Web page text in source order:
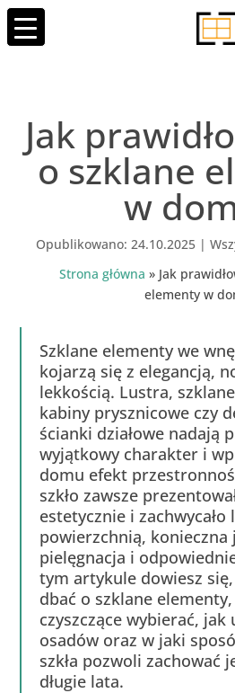
Jak
o szklane
w
24.10.2025 |
Strona główna » Jak
elementy w
Szklane elementy we
kojarzą się z elegancją,
lekkością. Lustra,
kabiny prysznicowe czy
ścianki działowe nadają
wyjątkowy charakter i
domu efekt
szkło zawsze
estetycznie i zachwycało
powierzchnią, konieczna
pielęgnacja i
tym artykule dowiesz
dbać o szklane
czyszczące wybierać, jak
osadów oraz w jaki
szkła pozwoli zachować
długie lata.